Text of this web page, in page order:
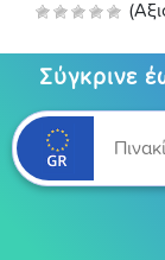
Σύγκρινε